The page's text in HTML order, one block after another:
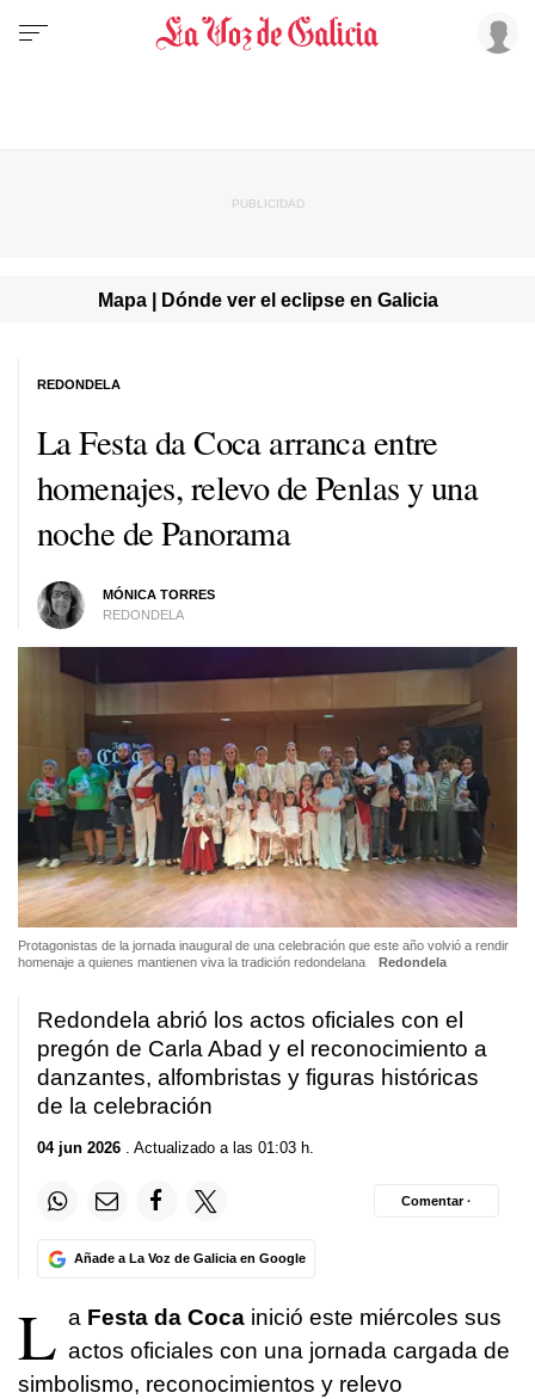
Mapa | Dónde ver el eclipse en Galicia
La Festa da Coca arranca entre
homenajes, relevo de Penlas y una
noche de Panorama
MÓNICA TORRES
REDONDELA
REDONDELA
Protagonistas de la jornada inaugural de una celebración que este año volvió a rendir
homenaje a quienes mantienen viva la tradición redondelana
Redondela
Redondela abrió los actos oficiales con el
pregón de Carla Abad y el reconocimiento a
danzantes, alfombristas y figuras históricas
de la celebración
04 jun 2026 . Actualizado a las 01:03 h.
Añade a La Voz de Galicia en Google
Comentar ·
L a Festa da Coca inició este miércoles sus
actos oficiales con una jornada cargada de
simbolismo, reconocimientos y relevo